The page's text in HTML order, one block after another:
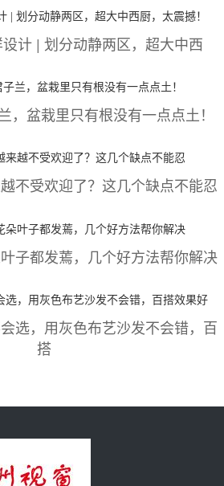
计 | 划分动静两区，超大中西
，盆栽里只有根没有一点点土！
不受欢迎了？这几个缺点不能忍
子都发蔫，几个好方法帮你解决
选，用灰色布艺沙发不会错，百
搭